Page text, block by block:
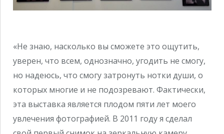
«Не знаю, насколько вы сможете это ощутить,
уверен, что всем, однозначно, угодить не смогу,
но надеюсь, что смогу затронуть нотки души, о
которых многие и не подозревают. Фактически,
эта выставка является плодом пяти лет моего
увлечения фотографией. В 2011 году я сделал